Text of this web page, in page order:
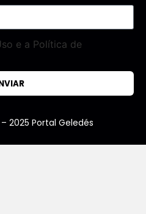
e a Política de
2025 Portal Geledés